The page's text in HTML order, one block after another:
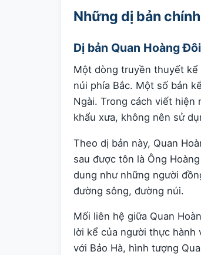
Những dị bản
Dị bản Quan Hoàng
Một dòng truyền thuyết
núi phía Bắc. Một số bản
Ngài. Trong cách viết hiện
khẩu xưa, không nên sử
Theo dị bản này, Quan
sau được tôn là Ông
dung như những người
đường sông, đường núi.
Mối liên hệ giữa Quan
lời kể của người thực hành
với Bảo Hà, hình tượng